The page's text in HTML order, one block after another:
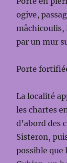
ogive,
mâchicoulis,
par un mur
Porte
La localité
les chartes
d’abord des
Sisteron,
possible que